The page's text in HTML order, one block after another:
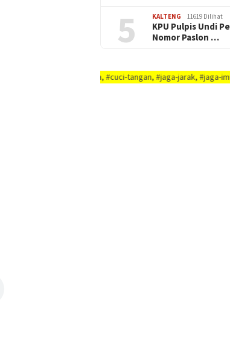
5 KALTENG 11619 Dilihat
KPU Pulpis Undi
Nomor Paslon …
#dirumah-aja, #cuci-tangan, #jaga-jarak, #jaga-imunitas-